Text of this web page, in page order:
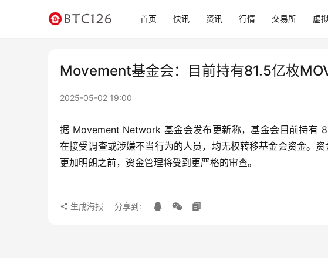
首页 快讯 资讯 行情 交易所 虚
Movement基金会：目前持有81.5亿枚
2025-05-02 19:00
据 Movement Network 基金会发布更新称，基金会目前持有
在接受调查或涉嫌不当行为的人员，均无权转移基金会资金。
更加明朗之前，资金管理将受到更严格的审查。
生成海报 分享到: